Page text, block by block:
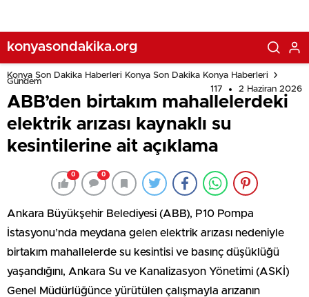
konyasondakika.org
Konya Son Dakika Haberleri Konya Son Dakika Konya Haberleri
Gündem
117
2 Haziran 2026
ABB’den birtakım mahallelerdeki
elektrik arızası kaynaklı su
kesintilerine ait açıklama
0 0
Ankara Büyükşehir Belediyesi (ABB), P10 Pompa
İstasyonu’nda meydana gelen elektrik arızası nedeniyle
birtakım mahallelerde su kesintisi ve basınç düşüklüğü
yaşandığını, Ankara Su ve Kanalizasyon Yönetimi (ASKİ)
Genel Müdürlüğünce yürütülen çalışmayla arızanın